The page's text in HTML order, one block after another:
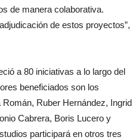
de manera colaborativa.
de estos proyectos”,
a 80 iniciativas a lo largo del
beneficiados son los
Ruber Hernández, Ingrid
Cabrera, Boris Lucero y
participará en otros tres